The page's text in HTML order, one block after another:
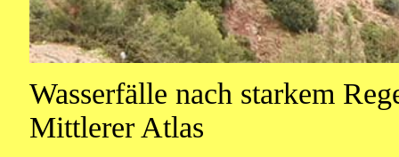
Wasserfälle nach starkem
Mittlerer Atlas